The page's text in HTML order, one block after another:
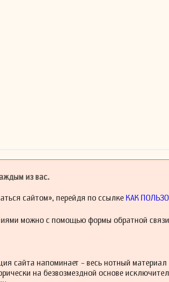
из вас.
сайтом», перейдя по ссылке КАК
можно с помощью формы обратной
сайта напоминает - весь нотный материал
на безвозмездной основе